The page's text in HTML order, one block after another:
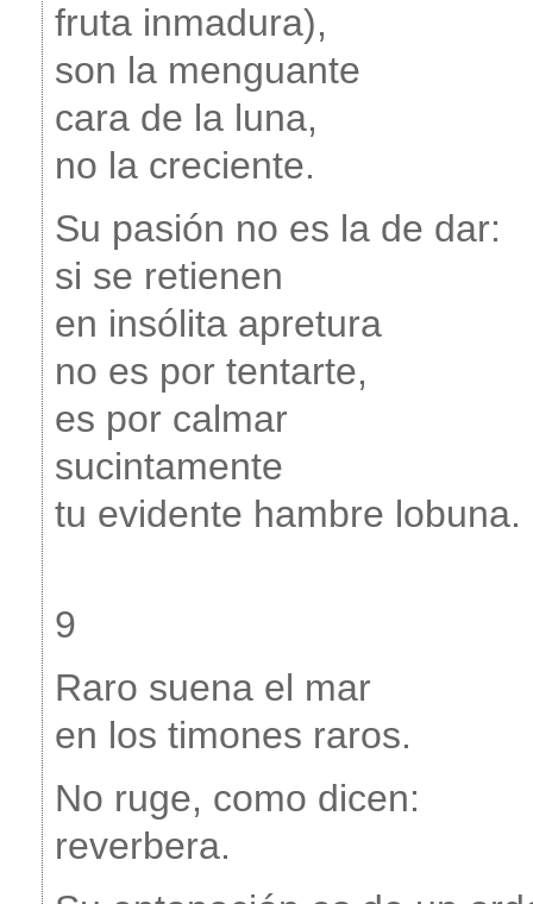
fruta inmadura),
son la menguante
cara de la luna,
no la creciente.
Su pasión no es la de dar:
si se retienen
en insólita apretura
no es por tentarte,
es por calmar
sucintamente
tu evidente hambre lobuna.
9
Raro suena el mar
en los timones raros.
No ruge, como dicen:
reverbera.